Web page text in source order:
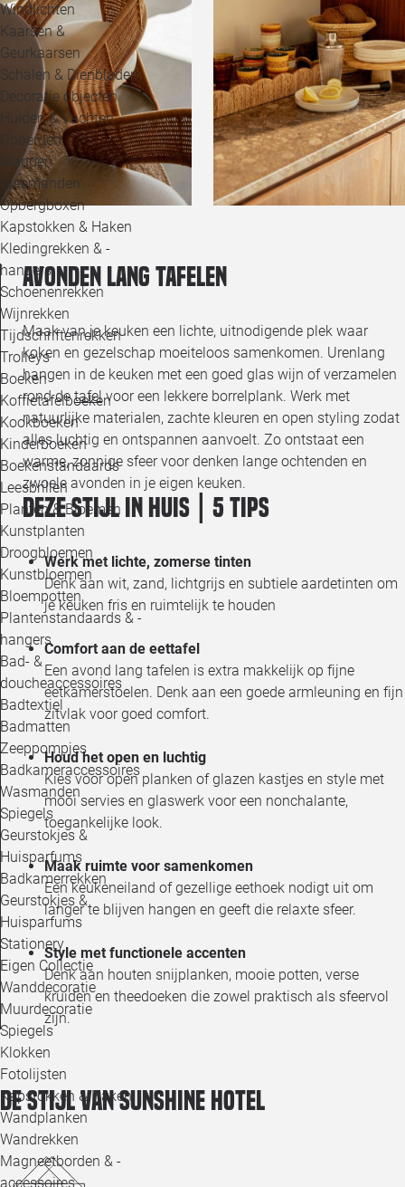
Windlichten
Kaarsen &
Geurkaarsen
Schalen & Dienbladen
Decoratie objecten
Huiden & Vachten
Opbergen
Manden
Wasmanden
Opbergboxen
Kapstokken & Haken
Kledingrekken & -
hangers
Schoenenrekken
Wijnrekken
Tijdschriftenrekken
Trolleys
Boeken
Koffietafelboeken
Kookboeken
Kinderboeken
Boekenstandaards
Leesbrillen
Planten & Bloemen
Kunstplanten
Droogbloemen
Kunstbloemen
Bloempotten
Plantenstandaards & -
hangers
Bad- &
doucheaccessoires
Badtextiel
Badmatten
Zeeppompjes
Badkameraccessoires
Wasmanden
Spiegels
Geurstokjes &
Huisparfums
Badkamerrekken
Geurstokjes &
Huisparfums
Stationery
Eigen Collectie
Wanddecoratie
Muurdecoratie
Spiegels
Klokken
Fotolijsten
Kapstokken & Haken
Wandplanken
Wandrekken
Magneetborden & -
accessoires
Avonden lang tafelen
Maak van je keuken een lichte, uitnodigende plek waar
koken en gezelschap moeiteloos samenkomen. Urenlang
hangen in de keuken met een goed glas wijn of verzamelen
rond detafelvoor een lekkere borrelplank. Werk met
natuurlijke materialen, zachte kleuren en open styling zodat
alles luchtig en ontspannen aanvoelt. Zo ontstaat een
warme, zonnige sfeer voor denken lange ochtenden en
zwoele avonden in je eigen keuken.
Deze stijl in huis | 5 tips
Werk met lichte, zomerse tinten
Denk aan wit, zand, lichtgrijs en subtiele aardetinten om
je keuken fris en ruimtelijk te houden
Comfort aan de eettafel
Een avond lang tafelen is extra makkelijk op fijne
eetkamerstoelen. Denk aan een goede armleuning en fijn
zitvlak voor goed comfort.
Houd het open en luchtig
Kies voor open planken of glazen kastjes en style met
mooi servies en glaswerk voor een nonchalante,
toegankelijke look.
Maak ruimte voor samenkomen
Een keukeneiland of gezellige eethoek nodigt uit om
langer te blijven hangen en geeft die relaxte sfeer.
Style met functionele accenten
Denk aan houten snijplanken, mooie potten, verse
kruiden en theedoeken die zowel praktisch als sfeervol
zijn.
De stijl van Sunshine Hotel